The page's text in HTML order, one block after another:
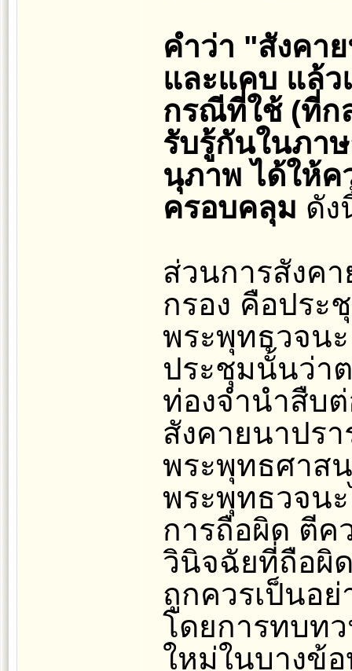
คำว่า "สังคา
และแคบ แล้ว
กรณีที่ใช้ (ที่ก
รับรู้กันในภา
นุภาพ ได้ให้ค
ครอบคลุม ดัง
ส่วนการสังค
กรอง คือประ
พระพุทธวจน
ประชุมนั้นว่า
ท่องจำนำสืบ
สังคายนาปร
พระพุทธศาส
พระพุทธวจน
การถือผิด ตีค
วินิจฉัยที่ถือผิ
ถูกควรเป็นอ
โดยการทบทว
ใหม่ในบางข้อ